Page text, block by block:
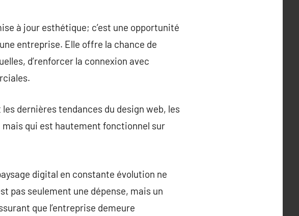
à jour esthétique; c’est une opportunité
entreprise. Elle offre la chance de
d’renforcer la connexion avec
dernières tendances du design web, les
qui est hautement fonctionnel sur
digital en constante évolution ne
pas seulement une dépense, mais un
que l’entreprise demeure